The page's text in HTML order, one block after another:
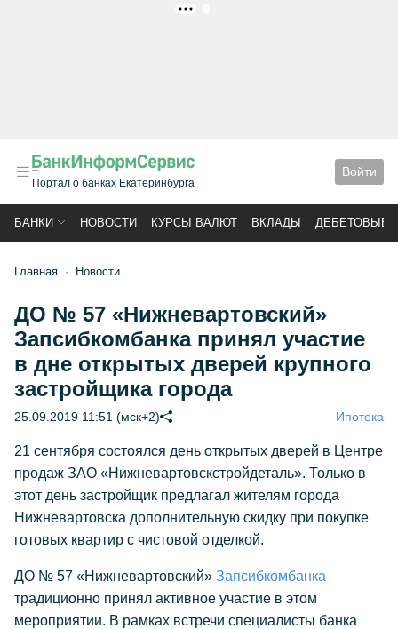
Портал о банках Екатеринбурга
Войти
БАНКИ НОВОСТИ КУРСЫ ВАЛЮТ ВКЛАДЫ ДЕБЕТОВЫЕ
Главная Новости
ДО № 57 «Нижневартовский»
Запсибкомбанка принял участие
в дне открытых дверей крупного
застройщика города
25.09.2019 11:51 (мск+2) Ипотека
21 сентября состоялся день открытых дверей в Центре
продаж ЗАО «Нижневартовскстройдеталь». Только в
этот день застройщик предлагал жителям города
Нижневартовска дополнительную скидку при покупке
готовых квартир с чистовой отделкой.
ДО № 57 «Нижневартовский» Запсибкомбанка
традиционно принял активное участие в этом
мероприятии. В рамках встречи специалисты банка